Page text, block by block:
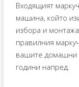
Входящият
машина, който
избора и
правилния
вашите домашни
години напред.